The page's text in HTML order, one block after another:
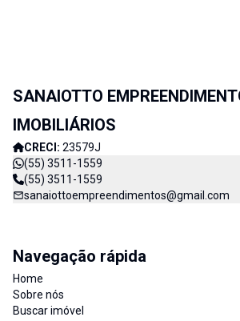
SANAIOTTO
IMOBILIÁRIOS
CRECI: 23579J
(55) 3511-1559
(55) 3511-1559
sanaiottoempreendimentos@gmail.com
Navegação rápida
Home
Sobre nós
Buscar imóvel